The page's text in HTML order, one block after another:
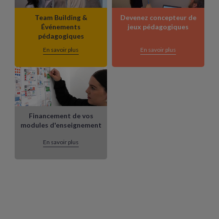
Team Building &
Événements
pédagogiques
En savoir plus
Devenez concepteur de
jeux pédagogiques
En savoir plus
Financement de vos
modules d'enseignement
En savoir plus